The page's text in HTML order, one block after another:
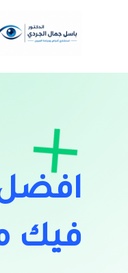
افضل
فيك